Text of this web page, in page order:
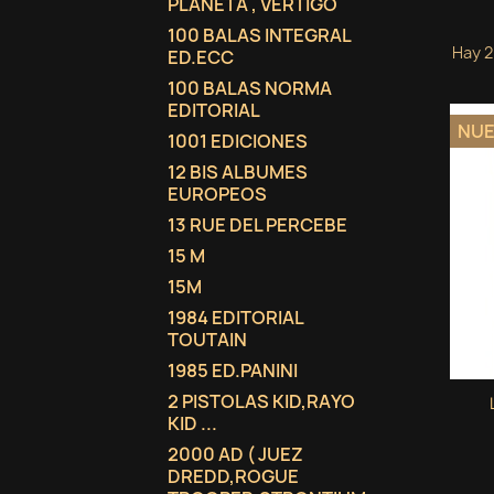
100 BALAS INTEGRAL
ED.ECC
100 BALAS NORMA
EDITORIAL
1001 EDICIONES
12 BIS ALBUMES
EUROPEOS
13 RUE DEL PERCEBE
15 M
15M
1984 EDITORIAL
TOUTAIN
1985 ED.PANINI
2 PISTOLAS KID,RAYO
KID ...
2000 AD ( JUEZ
DREDD,ROGUE
Hay